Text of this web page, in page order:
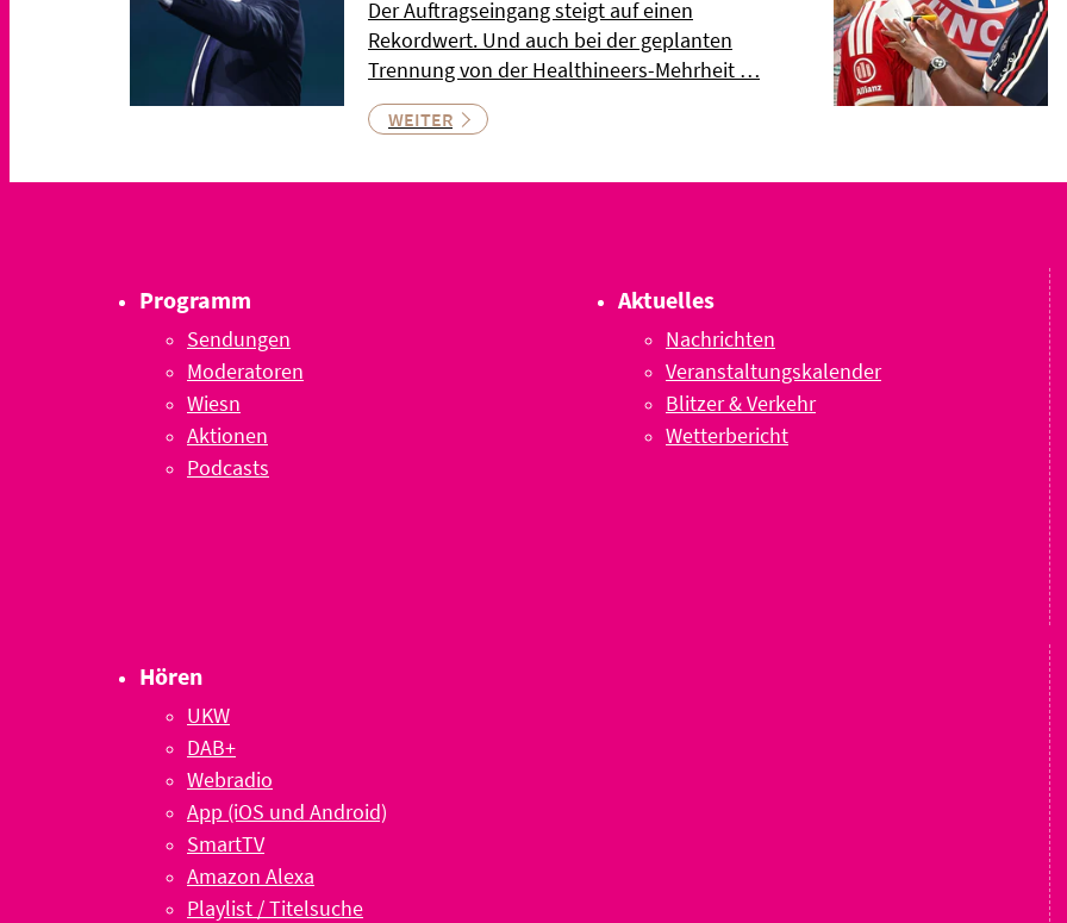
Der Auftragseingang steigt auf einen
Rekordwert. Und auch bei der geplanten
Trennung von der Healthineers-Mehrheit …
WEITER
Programm
Sendungen
Moderatoren
Wiesn
Aktionen
Podcasts
Aktuelles
Nachrichten
Veranstaltungskalender
Blitzer & Verkehr
Wetterbericht
Hören
UKW
DAB+
Webradio
App (iOS und Android)
SmartTV
Amazon Alexa
Playlist / Titelsuche